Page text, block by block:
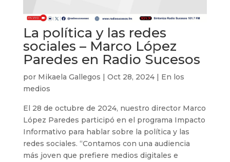
La política y las redes
sociales – Marco López
Paredes en Radio Sucesos
por Mikaela Gallegos | Oct 28, 2024| En los
medios
El 28 de octubre de 2024, nuestro director Marco
López Paredes participó en el programa Impacto
Informativo para hablar sobre la política y las
redes sociales. “Contamos con una audiencia
más joven que prefiere medios digitales e